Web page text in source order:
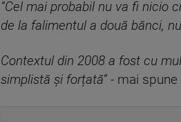
”Cel mai probabil nu va fi nicio
de la falimentul a două bănci,
Contextul din 2008 a fost cu
simplistă și forțată” - mai